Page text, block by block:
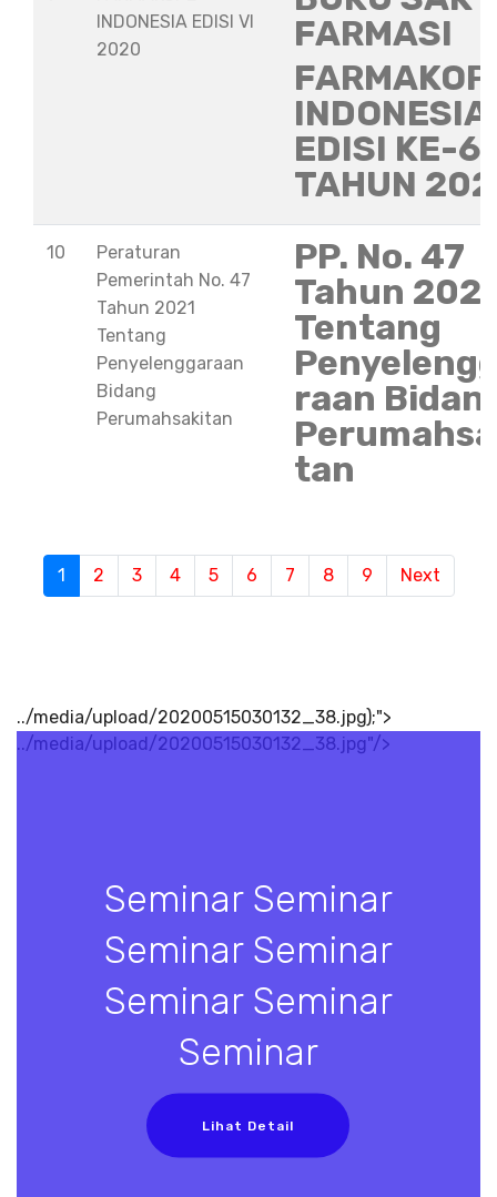
INDONESIA EDISI VI
2020
FARMASI
INDONESIA
EDISI KE-6
TAHUN
10
Peraturan
Pemerintah No. 47
Tahun 2021
Tentang
Penyelenggaraan
Bidang
Perumahsakitan
PP. No. 47
Tahun
Tentang
raan
tan
1 (current)
2 3 4 5 6 7 8 9 Next
../media/upload/20200515030132_38.jpg);">
../media/upload/20200515030132_38.jpg"/>
Seminar Seminar
Seminar Seminar
Seminar Seminar
Seminar
Lihat Detail